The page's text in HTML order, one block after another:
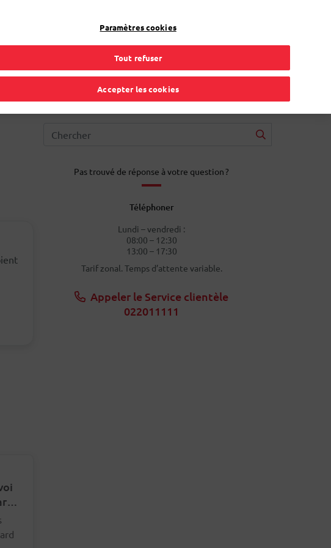
Résidentiel
eShop
Pas trouvé de réponse à votre question ?
Téléphoner
Lundi – vendredi :
08:00 – 12:30
13:00 – 17:30
Tarif zonal. Temps d’attente variable.
Appeler le Service clientèle
022011111
Paramètres cookies
Tout refuser
Accepter les cookies